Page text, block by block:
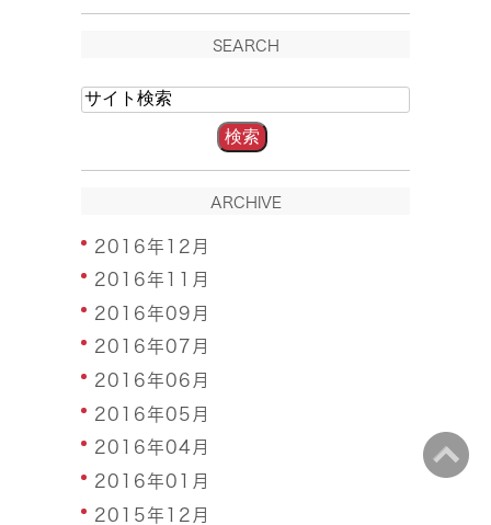
SEARCH
ARCHIVE
2016年12月
2016年11月
2016年09月
2016年07月
2016年06月
2016年05月
2016年04月
2016年01月
2015年12月